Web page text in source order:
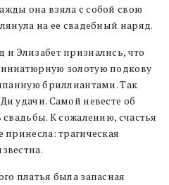
она взяла с собой свою
на ее свадебный наряд.
Элизабет признались, что
золотую подкову
бриллиантами. Так
удачи. Самой невесте об
К сожалению, счастья
трагическая
платья была запасная